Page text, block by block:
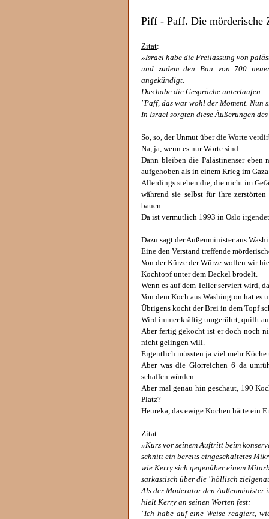
Piff - Paff. Die mörderische
Zitat:
»Israel habe die Freilassung von
und zudem den Bau von 700
angekündigt.
Das habe die Gespräche unterlaufen:
"Paff, das war wohl der Moment. Nun
In Israel sorgten diese Äußerungen
So, so, der Unmut über die Worte
Na, ja, wenn es nur Worte sind.
Dann bleiben die Palästinenser eben
aufgehoben als in einem Krieg im
Allerdings stehen die, die nicht im
während sie selbst für ihre
bauen.
Da ist vermutlich 1993 in Oslo
Dazu sagt der Außenminister aus
Eine den Verstand treffende
Von der Kürze der Würze wollen wir
Kochtopf unter dem Deckel brodelt.
Wenn es auf dem Teller serviert wird,
Von dem Koch aus Washington hat es
Übrigens kocht der Brei in dem Topf
Wird immer kräftig umgerührt, quillt
Aber fertig gekocht ist er doch noch
nicht gelingen will.
Eigentlich müssten ja viel mehr Köche
Aber was die Glorreichen 6 da
schaffen würden.
Aber mal genau hin geschaut, 190
Platz?
Heureka, das ewige Kochen hätte ein
Zitat:
»Kurz vor seinem Auftritt beim
schnitt ein bereits eingeschaltetes
wie Kerry sich gegenüber einem
sarkastisch über die "höllisch
Als der Moderator den Außenminister
hielt Kerry an seinen Worten fest:
"Ich habe auf eine Weise reagiert,